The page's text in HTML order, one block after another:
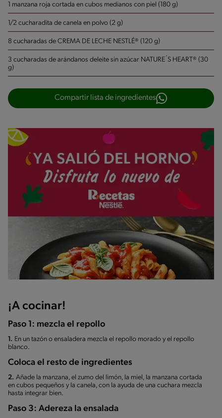
1 manzana roja cortada en cubos medianos con piel (180 g)
1/2 cucharadita de canela en polvo (2 g)
8 cucharadas de CREMA DE LECHE NESTLÉ® (120 g)
3 cucharadas de arándanos deleite sin azúcar NATURE´S HEART® (30
g)
Compartir lista de ingredientes
¡A cocinar!
Paso 1: mezcla el repollo
1. En un tazón o ensaladera mezcla el repollo morado y el repollo
blanco.
Coloca el resto de ingredientes
2. Añade la manzana, el zumo del limón, la miel, la manzana cortada
en cubos pequeños y la canela, con la ayuda de una cuchara mezcla
hasta integrar bien.
Paso 3: Adereza la ensalada